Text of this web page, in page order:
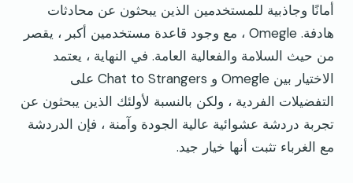
أمانًا وجاذبية للمستخدمين الذين يبحثون عن محادثات
هادفة. Omegle ، مع وجود قاعدة مستخدمين أكبر ، يقصر
من حيث السلامة والفعالية العامة. في النهاية ، يعتمد
الاختيار بين Omegle و Chat to Strangers على
التفضيلات الفردية ، ولكن بالنسبة لأولئك الذين يبحثون عن
تجربة دردشة عشوائية عالية الجودة وآمنة ، فإن الدردشة
مع الغرباء تثبت أنها خيار جيد.